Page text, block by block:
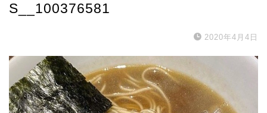
S__100376581
2020年4月4日